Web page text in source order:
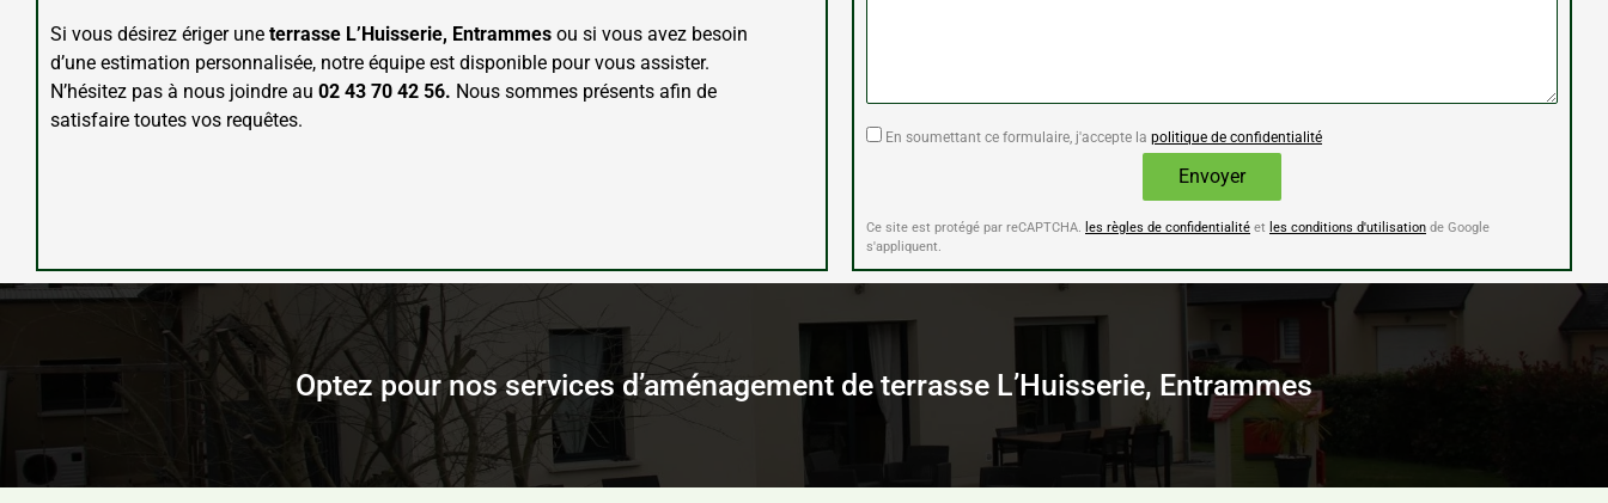
Si vous désirez ériger une terrasse L’Huisserie, Entrammes ou si vous avez besoin
d’une estimation personnalisée, notre équipe est disponible pour vous assister.
N’hésitez pas à nous joindre au 02 43 70 42 56. Nous sommes présents afin de
satisfaire toutes vos requêtes.
En soumettant ce formulaire, j'accepte la politique de confidentialité
Ce site est protégé par reCAPTCHA. les règles de confidentialité et les conditions d'utilisation de Google
s'appliquent.
Optez pour nos services d’aménagement de terrasse L’Huisserie, Entrammes